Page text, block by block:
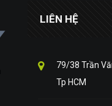
LIÊN HỆ
79/38 Trần
Tp HCM